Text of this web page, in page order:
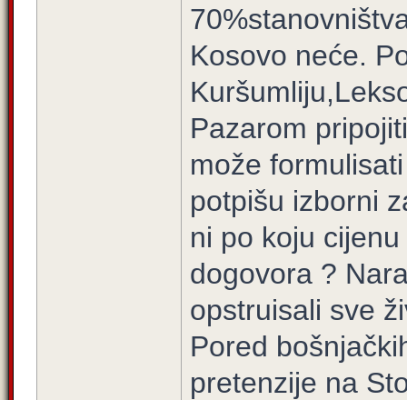
Kosovo neće.
Pazarom
može
potpišu izborni
ni po koju
dogovora ?
opstruisali sve
Pored
pretenzije na